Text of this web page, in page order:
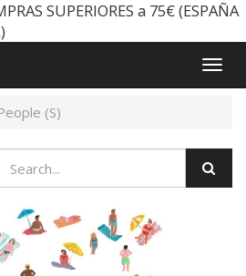
SUPERIORES a 75€ (ESPAÑA
(S)